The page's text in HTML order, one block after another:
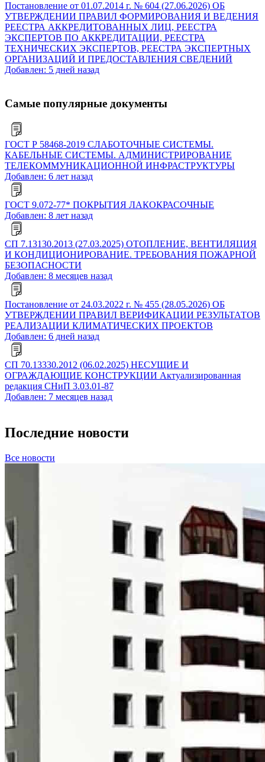
Постановление от 01.07.2014 г. № 604 (27.06.2026) ОБ
УТВЕРЖДЕНИИ ПРАВИЛ ФОРМИРОВАНИЯ И ВЕДЕНИЯ
РЕЕСТРА АККРЕДИТОВАННЫХ ЛИЦ, РЕЕСТРА
ЭКСПЕРТОВ ПО АККРЕДИТАЦИИ, РЕЕСТРА
ТЕХНИЧЕСКИХ ЭКСПЕРТОВ, РЕЕСТРА ЭКСПЕРТНЫХ
ОРГАНИЗАЦИЙ И ПРЕДОСТАВЛЕНИЯ СВЕДЕНИЙ
Добавлен: 5 дней назад
Самые популярные документы
ГОСТ Р 58468-2019 СЛАБОТОЧНЫЕ СИСТЕМЫ.
КАБЕЛЬНЫЕ СИСТЕМЫ. АДМИНИСТРИРОВАНИЕ
ТЕЛЕКОММУНИКАЦИОННОЙ ИНФРАСТРУКТУРЫ
Добавлен: 6 лет назад
ГОСТ 9.072-77* ПОКРЫТИЯ ЛАКОКРАСОЧНЫЕ
Добавлен: 8 лет назад
СП 7.13130.2013 (27.03.2025) ОТОПЛЕНИЕ, ВЕНТИЛЯЦИЯ
И КОНДИЦИОНИРОВАНИЕ. ТРЕБОВАНИЯ ПОЖАРНОЙ
БЕЗОПАСНОСТИ
Добавлен: 8 месяцев назад
Постановление от 24.03.2022 г. № 455 (28.05.2026) ОБ
УТВЕРЖДЕНИИ ПРАВИЛ ВЕРИФИКАЦИИ РЕЗУЛЬТАТОВ
РЕАЛИЗАЦИИ КЛИМАТИЧЕСКИХ ПРОЕКТОВ
Добавлен: 6 дней назад
СП 70.13330.2012 (06.02.2025) НЕСУЩИЕ И
ОГРАЖДАЮЩИЕ КОНСТРУКЦИИ Актуализированная
редакция СНиП 3.03.01-87
Добавлен: 7 месяцев назад
Последние новости
Все новости